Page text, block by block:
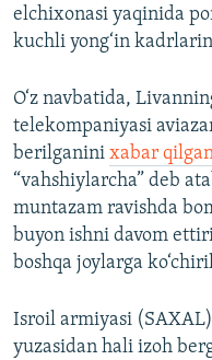
elchixonasi yaqinida
kuchli yong‘in
O‘z navbatida,
telekompaniyasi
berilganini xabar
“vahshiylarcha” deb
muntazam ravishda
buyon ishni davom
boshqa joylarga
Isroil armiyasi
yuzasidan hali izoh